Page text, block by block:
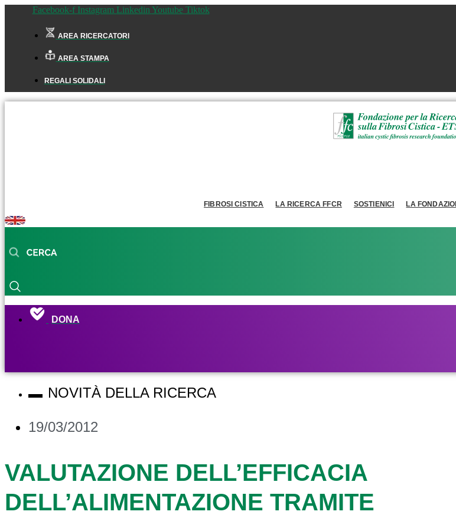
Facebook-f Instagram Linkedin Youtube Tiktok
AREA RICERCATORI
AREA STAMPA
REGALI SOLIDALI
FIBROSI CISTICA LA RICERCA FFCR SOSTIENICI LA
DONA
NOVITÀ DELLA RICERCA
19/03/2012
VALUTAZIONE DELL’EFFICACIA
DELL’ALIMENTAZIONE TRAMITE